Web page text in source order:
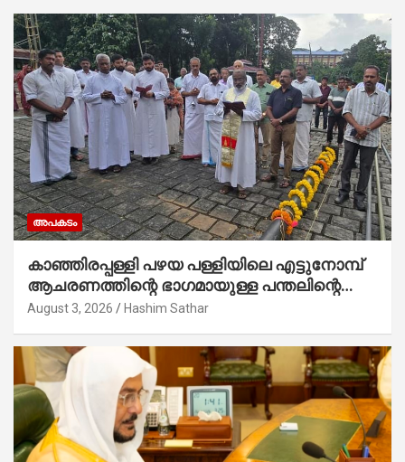
അപകടം
കാഞ്ഞിരപ്പള്ളി പഴയ പള്ളിയിലെ എട്ടുനോമ്പ്
ആചരണത്തിന്റെ ഭാഗമായുള്ള പന്തലിന്റെ
കാൽനാട്ട് കർമ്മം ആർച്ച് പ്രീസ്റ്റ് വെരി.
August 3, 2026 Hashim Sathar